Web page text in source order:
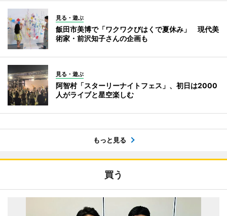
見る・遊ぶ
飯田市美博で「ワクワクびはくで夏休み」 現代美
術家・前沢知子さんの企画も
見る・遊ぶ
阿智村「スターリーナイトフェス」、初日は2000
人がライブと星空楽しむ
もっと見る
買う